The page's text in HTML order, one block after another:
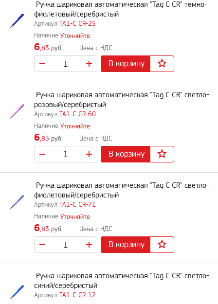
TA1-C CR-25
Ручка шариковая автоматическая "Tag C CR" темно-
фиолетовый/серебристый
Уточняйте
6,83 руб.
В корзину
TA1-C CR-60
Ручка шариковая автоматическая "Tag C CR" светло-
розовый/серебристый
Уточняйте
6,83 руб.
В корзину
TA1-C CR-71
Ручка шариковая автоматическая "Tag C CR" светло-
фиолетовый/серебристый
Уточняйте
6,83 руб.
В корзину
TA1-C CR-12
Ручка шариковая автоматическая "Tag C CR" светло-
синий/серебристый